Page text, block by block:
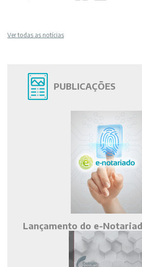
Ver todas as notícias
PUBLICAÇÕES
Lançamento do e-